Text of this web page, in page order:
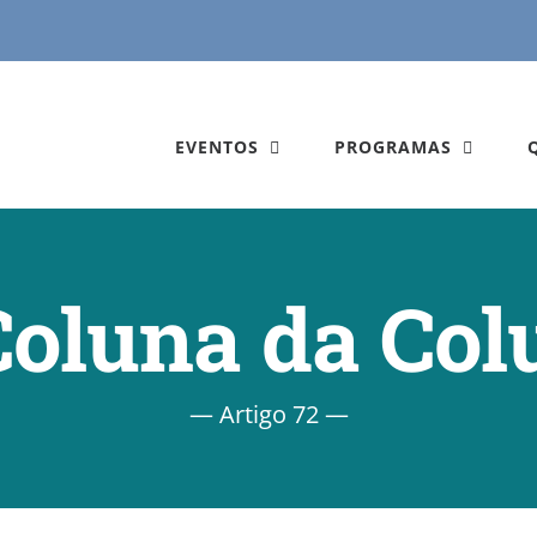
EVENTOS PROGRAMAS
da
— Artigo 72 —